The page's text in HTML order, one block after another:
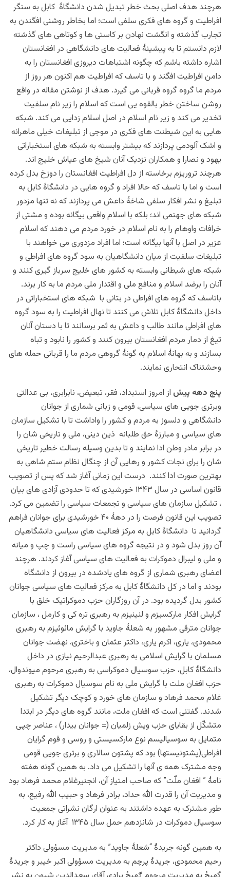
هرچند هدف اصلی بحث خطر تبدیل شدن دانشگاۀ کابل به سنگر
افراطیت و گروه های فکری سلفی است؛ اما بخاطر روشنی افگندن به
تجارب گذشته و انگشت نهادن بر کاستی ها و کوتاهی های گذشته
لازم دانستم تا به پیشینۀ فعالیت های دانشگاهی در افغانستان
اشاره داشته باشم که چگونه اشتباهات دیروزی افغانستان را به
دامن افراطیت افگند و با تاسف که افراطیت هم اکنون هر روز از
مردم ما گروه گروه قربانی می گیرد. هدف از نوشتن مقاله در واقع
روشن ساختن خطر بالقوه یی است که اسلام را زیر نام سلفیت
تخدیر می کند و زیر نام اسلام در اصل اسلام زدایی می کند. شبکه
هایی به این شیطنت های فکری در موجی از تبلیغات خیلی ماهرانه
و اشک آلودمی پردازند که بیشتر وابسته به شبکه های استخباراتی
یهود و نصارا و همکاران نزدیک آنان شیخ های عیاش خلیج اند.
هرچند تروریزم برخاسته از دل افراطیت افغانستان را دوزخ بدل کرده
است و اما با تاسف که حالا افراد و گروه هایی در دانشگاۀ کابل به
تبلیغ و نشر افکار سلفی شاخۀ داعش می پردازند که نه تنها مزدور
شبکه های جهنمی اند؛ بلکه با اسلام واقعی بیگانه بوده و مشتی از
خرافات واوهام را به نام اسلام در خورد مردم می دهند که اسلام
عزیر در اصل با آنها بیگانه است؛ اما افراد مزدوری می خواهند با
تبلیغات سلفیت از میان دانشگاهیان به سود گروه های افراطی و
شبکه های شیطانی وابسته به کشور های خلیج سرباز گیری کنند و
آنان را برضد اسلام و منافع ملی و اقتدار ملی مردم ما به کار برند.
باتاسف که گروه های افراطی در بتانی با شبکه های استخباراتی در
داخل دانشگاۀ کابل تلاش می کنند تا نهال افراطیت را به سود گروه
های افراطی مانند طالب و داعش به ثمر برسانند تا با دستان آنان
تیغ از دمار مردم افغانستان بیرون کنند و کشور را نابود و تباه
بسازند و به بهانۀ اسلام به گونۀ گروهی مردم ما را قربانی حمله های
وحشتناک انتحاری نمایند.
پنج دهه پیش از امروز استبداد، فقر، تبعیض، نابرابری، بی عدالتی
وبرتری جویی های سیاسی، قومی و زبانی شماری از جوانان
دانشگاهی و دلسوز به مردم و کشور را واداشت تا با تشکیل سازمان
های سیاسی و مبارزۀ حق طلبانه دَین دینی، ملی و تاریخی شان را
در برابر مادر وطن ادا نمایند و تا بدین وسیله رسالت خطیر تاریخی
شان را برای نجات کشور و رهایی آن از چنگال نظام ستم شاهی به
بهترین صورت ادا کنند. درست این زمانی آغاز شد که پس از تصویب
قانون اساسی در سال ۱۳۴۳ خورشیدی که تا حدودی آزادی های بیان
، تشکیل سازمان های سیاسی و تجمعات سیاسی را تضمین می کرد.
تصویب این قانون فرصت را در دهۀ ۴۰ خورشیدی برای جوانان فراهم
گردانید تا دانشگاۀ کابل به مرکز فعالیت های سیاسی دانشگاهیان
آن روز بدل شود و در نتیجه گروه های سیاسی راست و چپ و میانه
و ملی و لیبرال دموکرات به فعالیت های سیاسی آغاز کردند. هرچند
اعضای رهبری شماری از گروه های یادشده در بیرون از دانشگاه
بودند و اما در کل دانشگاۀ کابل به مرکز فعالیت های سیاسی جوانان
کشور بدل گردیده بود. در آن روزگاران حزب دموکراتیک خلق با
گرایش افکار مارکسیزم و لنینیزم به رهبری تره کی و کارمل ، سازمان
جوانان مترقی مشهور به شعلۀ جاوید با گرایش مائوئیزم به رهبری
محمودی، یاری، اکرم یاری، داکتر عثمان و باختری، نهضت جوانان
مسلمان با گرایش اسلامی به رهبری عبدالرحیم نیازی در داخل
دانشگاۀ کابل، حزب سوسیال دموکراسی به رهبری مرحوم میوندوال،
حزب افغان ملت با گرایش ملی به نام سوسیال دموکرات به رهبری
غلام محمد فرهاد و سازمان های خورد و کوچک دیگر تشکیل
شدند. گفتنی است که افغان ملت، مانند گروه های دیگر در ابتدا
متشکّل از بقایای حزب ویش زلمیان (= جوانان بیدار) ، عناصر چپی
متمایل به سوسیالیسم نوع مارکسیستی و روسی و قوم گرایان
افراطی(پشتونیستها) بود که پشتون سالاری و برتری جویی قومی
وجه مشترک همه ی آنها را تشکیل می داد. به همین گونه هفته
نامۀ ” افغان ملّت” که صاحب امتیاز آن، انجنیرغلام محمد فرهاد بود
و مدیریت آن را قدرت الله حداد، برادر فرهاد و حبیب الله رفیع، به
طور مشترک به عهده داشتند به عنوان ارگان نشراتی جمعیت
سوسیال دموکرات در شانزدهم حمل سال ۱۳۴۵ آغاز به کار کرد.
به همین گونه جریدۀ “شعلۀ جاوید” به مدیریت مسؤولی داکتر
رحیم محمودی، جریدۀ پرچم به مدیریت مسؤولی اکبر خیبر و جریدۀ